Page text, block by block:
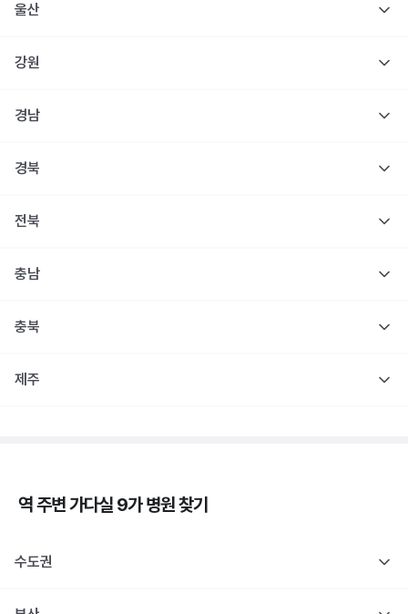
울산
강원
경남
경북
전북
충남
충북
제주
역 주변가다실 9가병원 찾기
수도권